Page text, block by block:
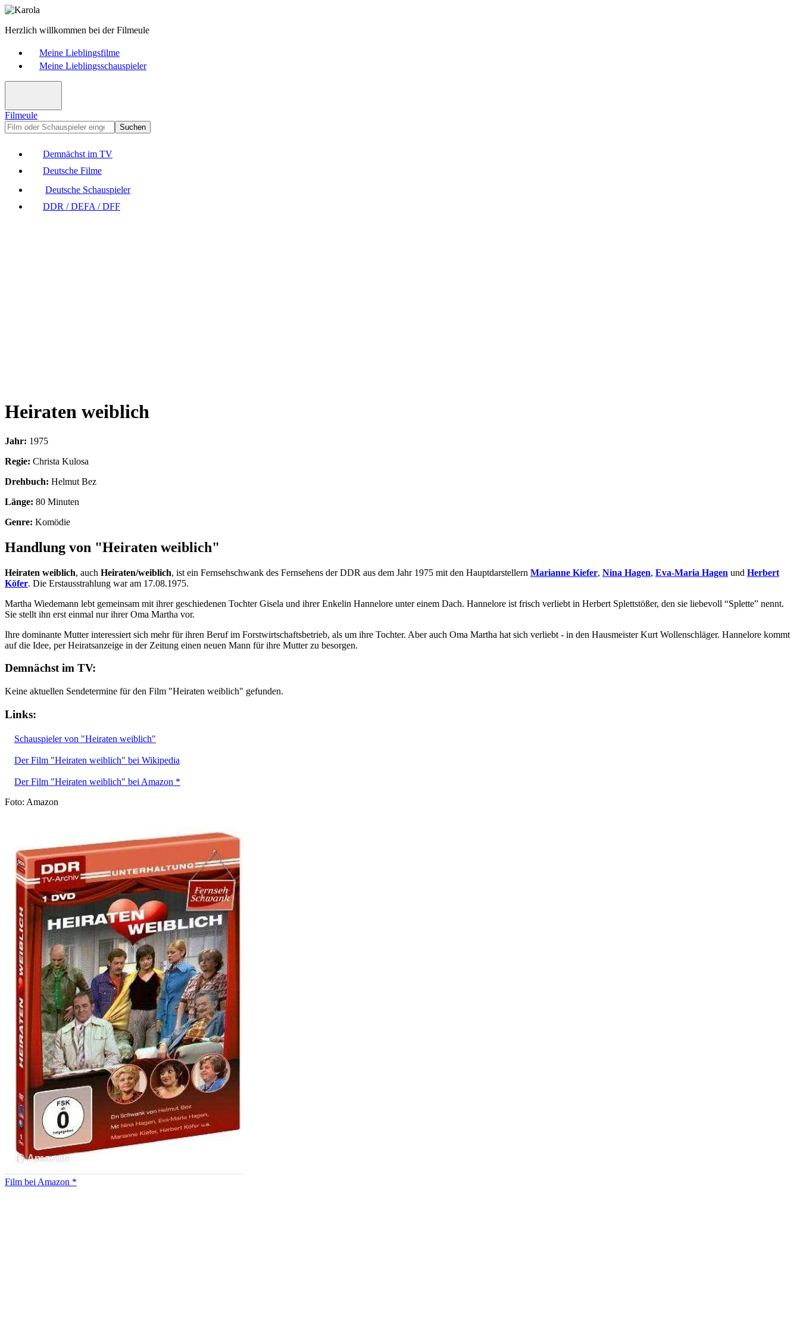
Herzlich willkommen bei der Filmeule
Meine Lieblingsfilme
Meine Lieblingsschauspieler
Filmeule
Suchen
Demnächst im TV
Deutsche Filme
Deutsche Schauspieler
DDR / DEFA / DFF
Heiraten weiblich
Jahr: 1975
Regie: Christa Kulosa
Drehbuch: Helmut Bez
Länge: 80 Minuten
Genre: Komödie
Handlung von "Heiraten weiblich"
Heiraten weiblich, auch Heiraten/weiblich, ist ein Fernsehschwank des Fernsehens der DDR aus dem Jahr 1975 mit den Hauptdarstellern Marianne Kiefer, Nina Hagen, Eva-Maria Hagen und Herbert
Köfer. Die Erstausstrahlung war am 17.08.1975.
Martha Wiedemann lebt gemeinsam mit ihrer geschiedenen Tochter Gisela und ihrer Enkelin Hannelore unter einem Dach. Hannelore ist frisch verliebt in Herbert Splettstößer, den sie liebevoll “Splette” nennt.
Sie stellt ihn erst einmal nur ihrer Oma Martha vor.
Ihre dominante Mutter interessiert sich mehr für ihren Beruf im Forstwirtschaftsbetrieb, als um ihre Tochter. Aber auch Oma Martha hat sich verliebt - in den Hausmeister Kurt Wollenschläger. Hannelore kommt
auf die Idee, per Heiratsanzeige in der Zeitung einen neuen Mann für ihre Mutter zu besorgen.
Demnächst im TV:
Keine aktuellen Sendetermine für den Film "Heiraten weiblich" gefunden.
Links:
Schauspieler von "Heiraten weiblich"
Der Film "Heiraten weiblich" bei Wikipedia
Der Film "Heiraten weiblich" bei Amazon *
Foto: Amazon
Film bei Amazon *